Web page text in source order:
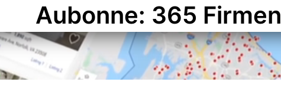
Aubonne: 365 Firmen